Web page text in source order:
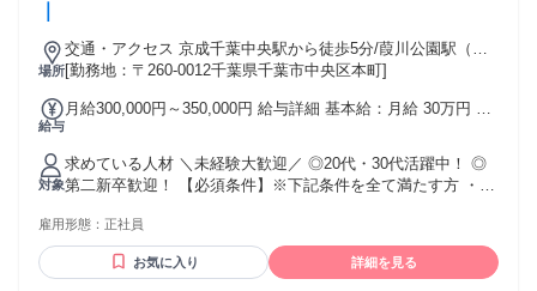
アマネジャーさんからの信頼も絶大です！
──────────────
╭━━━━━━━━━━━━━━━━━━━╮ ❖ 一緒に働く
上司にインタビューしました！ Y.Eさん：30代（リーダー
ーへの接し方で、心がけていることは？ 定期的に声をかけた
り、意見を聞くようにしています。フレンドリーでオープン
くりを心がけています。 Q.仕事に対してのこだわりを教えて
ください。 お客様のお困りごとには、まず親身になって耳を
傾け、そのうえで最適な解決策を丁寧にご提案することを大
場所
交通・アクセス 京成千葉中央駅から徒歩5分/葭川公園駅（千
葉都市モノレール1号線）から徒歩4分/JR千葉駅から徒歩15分
[勤務地：〒260-0012千葉県千葉市中央区本町]
給与
月給300,000円～350,000円 給与詳細 基本給：月給 30万円 〜
れる通勤・皆勤・家族手当金額：なし 全員に一律で支払われ
るその他手当金額：あり ※経験・能力を考慮し決定します。
※上記は1ヶ月あたり7～8.2万円(充当時間:1ヶ月あたり40h)の
固定残業代を含む ※40時間を超える残業代は別途全額支給 ※
通勤手当 ・時間外手当（超過分） ・扶養手当 ・確定拠出年
金補助 ・車輌手当（月２万円 ※車輌持ち込みの場合） 【昇
対象
求めている人材 ＼未経験大歓迎／ ◎20代・30代活躍中！ ◎
第二新卒歓迎！ 【必須条件】※下記条件を全て満たす方 ・50
通自動車運転免許（AT限定可）をお持ちで、業務での車運転
が可能な方 【こんな方に向いています】 ・人と話すこと、話
を聞くことが好きな方 ・相手の立場に立って物事を考えられ
雇用形態： 正社員
お気に入り 詳細を見る